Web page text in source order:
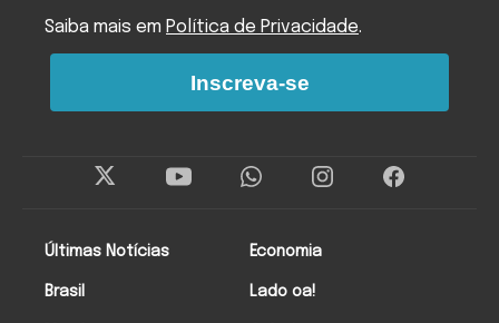
Últimas Notícias
Brasil
Economia
Lado oa!
Saiba mais em Política de Privacidade.
Inscreva-se